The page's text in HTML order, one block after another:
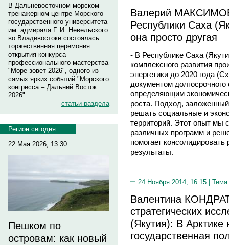
В Дальневосточном морском
тренажерном центре Морского
государственного университета
им. адмирала Г. И. Невельского
во Владивостоке состоялась
торжественная церемония
открытия конкурса
профессионального мастерства
"Море зовет 2026", одного из
самых ярких событий "Морского
конгресса – Дальний Восток
2026".
статьи раздела
Регион сегодня
22 Мая 2026, 13:30
Пешком по
островам: как новый
Валерий
Республики Саха
она просто другая
- В Республике Саха
комплексного развития
энергетики до 2020 года
документом долгосрочного
определяющим
роста. Подход,
решать социальные и
территорий. Этот опыт мы
различных программ и
помогает
результаты.
24 Ноября 2014, 16:15 | Тема
Валентина
стратегических
(Якутия): В Арктике
государственная